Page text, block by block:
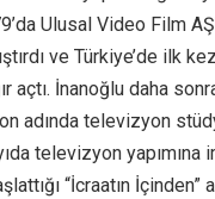
Ulusal Video Film
ve Türkiye’de ilk
açtı. İnanoğlu daha
adında televizyon
televizyon yapımına
“İcraatın